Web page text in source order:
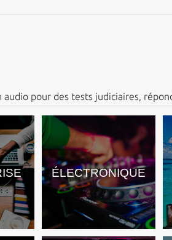
pour des tests judiciaires,
ÉLECTRONIQUE